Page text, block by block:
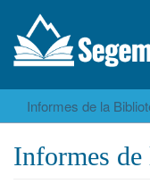
Informes de la
Informes